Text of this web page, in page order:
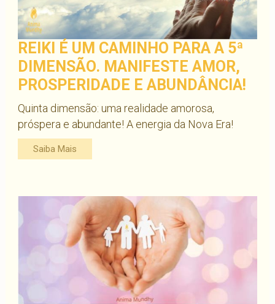
REIKI É UM CAMINHO PARA A 5ª
DIMENSÃO. MANIFESTE AMOR,
PROSPERIDADE E ABUNDÂNCIA!
Quinta dimensão: uma realidade amorosa,
próspera e abundante! A energia da Nova Era!
Saiba Mais